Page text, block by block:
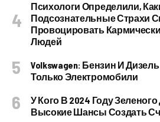
Психологи Определили,
Подсознательные Страхи
Провоцировать
Людей
Volkswagen: Бензин И
Только Электромобили
У Кого В 2024 Году
Высокие Шансы Создать